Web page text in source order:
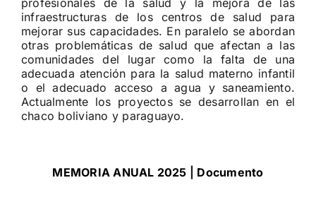
infraestructuras de los centros de salud para
mejorar sus capacidades. En paralelo se abordan
otras problemáticas de salud que afectan a las
comunidades del lugar como la falta de una
adecuada atención para la salud materno infantil
o el adecuado acceso a agua y saneamiento.
Actualmente los proyectos se desarrollan en el
chaco boliviano y paraguayo.
MEMORIA ANUAL 2025 Documento